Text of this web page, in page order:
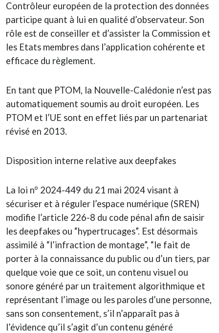
Contrôleur européen de la protection des données
participe quant à lui en qualité d’observateur. Son
rôle est de conseiller et d’assister la Commission et
les Etats membres dans l’application cohérente et
efficace du règlement.
En tant que PTOM, la Nouvelle-Calédonie n’est pas
automatiquement soumis au droit européen. Les
PTOM et l’UE sont en effet liés par un partenariat
révisé en 2013.
Disposition interne relative aux deepfakes
La loi n° 2024-449 du 21 mai 2024 visant à
sécuriser et à réguler l’espace numérique (SREN)
modifie l’article 226-8 du code pénal afin de saisir
les deepfakes ou “hypertrucages”. Est désormais
assimilé à “l’infraction de montage”, “le fait de
porter à la connaissance du public ou d’un tiers, par
quelque voie que ce soit, un contenu visuel ou
sonore généré par un traitement algorithmique et
représentant l’image ou les paroles d’une personne,
sans son consentement, s’il n’apparaît pas à
l’évidence qu’il s’agit d’un contenu généré